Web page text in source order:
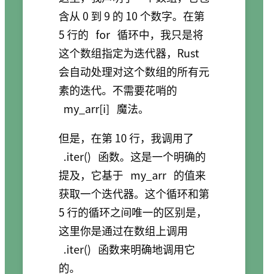
含从 0 到 9 的 10 个数字。在第
5 行的 for 循环中，我只是将
这个数组指定为迭代器，Rust
会自动处理对这个数组的所有元
素的迭代。不需要花哨的
my_arr[i] 魔法。
但是，在第 10 行，我调用了
.iter() 函数。这是一个明确的
提及，它基于 my_arr 的值来
获取一个迭代器。这个循环和第
5 行的循环之间唯一的区别是，
这里你是通过在数组上调用
.iter() 函数来明确地调用它
的。